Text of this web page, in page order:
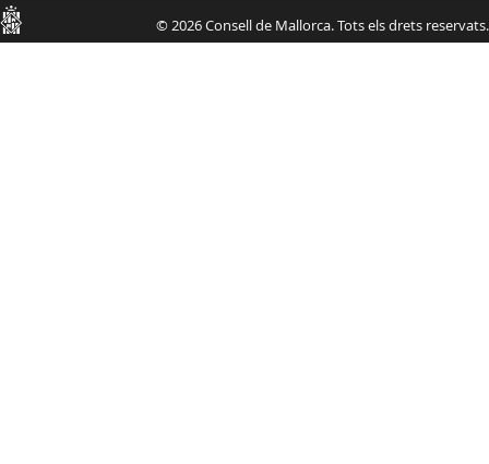
Consell
© 2026 Consell de Mallorca. Tots els drets reservats.